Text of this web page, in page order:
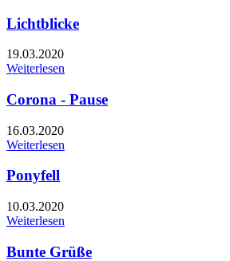
Lichtblicke
19.03.2020
Weiterlesen
Corona - Pause
16.03.2020
Weiterlesen
Ponyfell
10.03.2020
Weiterlesen
Bunte Grüße